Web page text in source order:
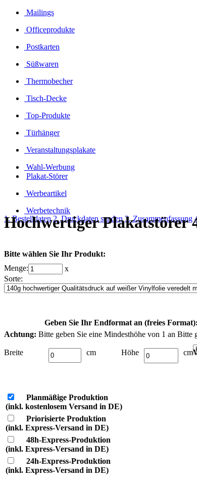
Mailings
Officeprodukte
Postkarten
Süßwaren
Thermobecher
Tisch-Decke
Top-Produkte
Türhänger
Veranstaltungsplakate
Wahl-Werbung
Plakat-Störer
Werbeartikel
Werbetechnik
1. Bestelldaten 2. Druckdaten senden 3. Zusammenfassung
Hochwertiger
Bitte wählen Sie Ihr Produkt:
Menge:
x
Sorte:
Geben Sie Ihr Endformat an (freies Format):
Achtung: Bitte geben Sie eine Mindesthöhe von 1 an Bitte
Breite cm Höhe cm
Planmäßige Produktion
(inkl. kostenlosem Versand in DE)
Priorisierte Produktion
(inkl. Express-Versand in DE)
48h-Express-Produktion
(inkl. Express-Versand in DE)
24h-Express-Produktion
(inkl. Express-Versand in DE)